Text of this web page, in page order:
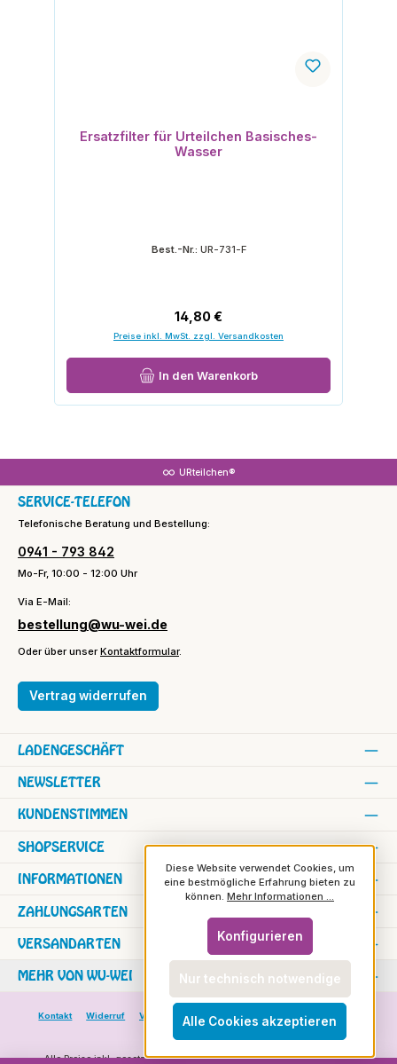
Ersatzfilter für Urteilchen Basisches-
Wasser
Best.-Nr.: UR-731-F
Regulärer Preis:
14,80 €
Preise inkl. MwSt. zzgl. Versandkosten
In den Warenkorb
URteilchen®
SERVICE-TELEFON
Telefonische Beratung und Bestellung:
0941 - 793 842
Mo-Fr, 10:00 - 12:00 Uhr
Via E-Mail:
bestellung@wu-wei.de
Oder über unserKontaktformular.
Vertrag widerrufen
SHOPSERVICE
INFORMATIONEN
NEWSLETTER
KUNDENSTIMMEN
LADENGESCHÄFT
ZAHLUNGSARTEN
VERSANDARTEN
MEHR VON WU-WEI
Kontakt Widerruf Versand und Zahlung
Versand in die Schweiz
Rundbrief
Alle Preise inkl. gesetzl. Mehrwertsteuer zzgl.Versandkostenund ggf.
Diese Website verwendet Cookies, um
eine bestmögliche Erfahrung bieten zu
können. Mehr Informationen ...
Nur technisch notwendige
Konfigurieren
Alle Cookies akzeptieren